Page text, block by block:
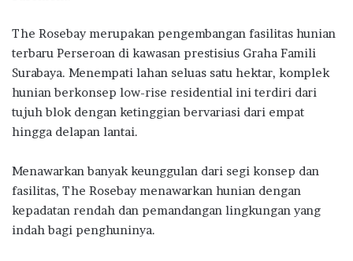
The Rosebay merupakan pengembangan fasilitas hunian
terbaru Perseroan di kawasan prestisius Graha Famili
Surabaya. Menempati lahan seluas satu hektar, komplek
hunian berkonsep low-rise residential ini terdiri dari
tujuh blok dengan ketinggian bervariasi dari empat
hingga delapan lantai.
Menawarkan banyak keunggulan dari segi konsep dan
fasilitas, The Rosebay menawarkan hunian dengan
kepadatan rendah dan pemandangan lingkungan yang
indah bagi penghuninya.